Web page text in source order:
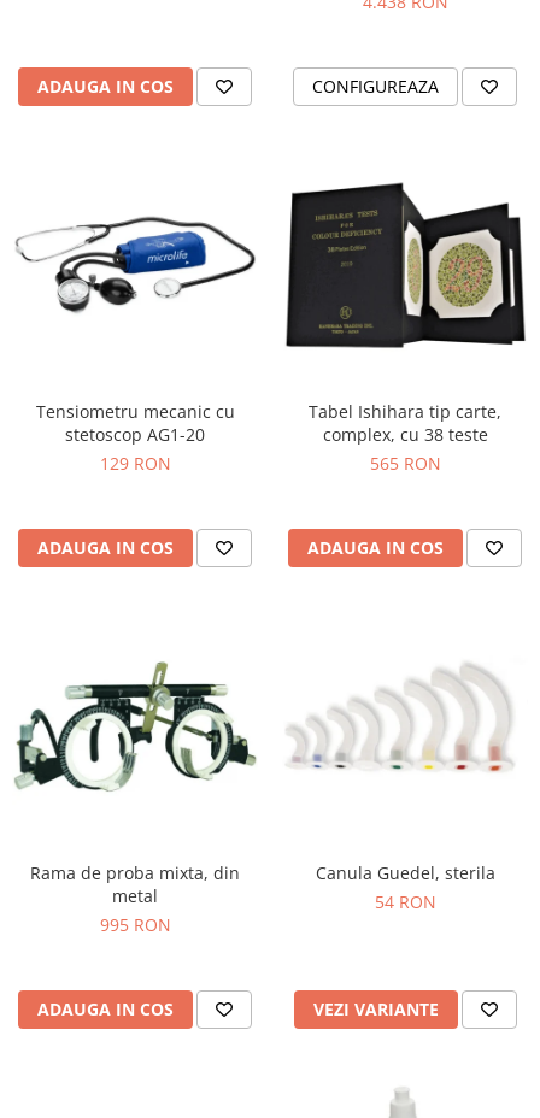
ADAUGA IN COS CONFIGUREAZA
Tensiometru mecanic cu
stetoscop AG1-20
129 RON
ADAUGA IN COS
Tabel Ishihara tip carte,
complex, cu 38 teste
565 RON
ADAUGA IN COS
Rama de proba mixta, din
metal
995 RON
ADAUGA IN COS
Canula Guedel, sterila
54 RON
VEZI VARIANTE